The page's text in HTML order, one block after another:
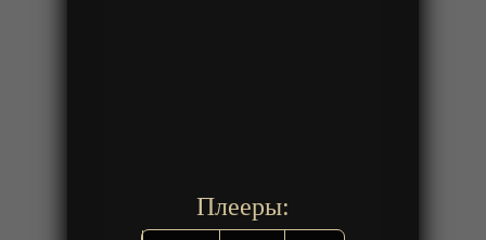
Плееры: